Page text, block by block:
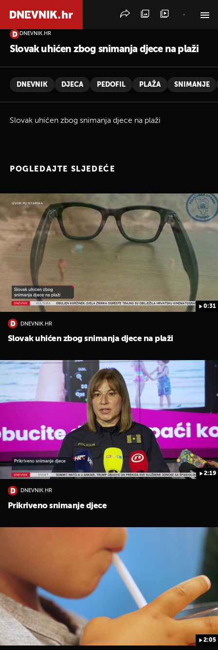
DNEVNIK.HR
Slovak uhićen zbog snimanja djece na plaži
DNEVNIK DJECA PEDOFIL PLAŽA SNIMANJE
Slovak uhićen zbog snimanja djece na plaži
POGLEDAJTE SLJEDEĆE
0:31
DNEVNIK.HR
Slovak uhićen zbog snimanja djece na plaži
2:19
DNEVNIK.HR
Prikriveno snimanje djece
2:05
PRETRAŽITE VIJESTI